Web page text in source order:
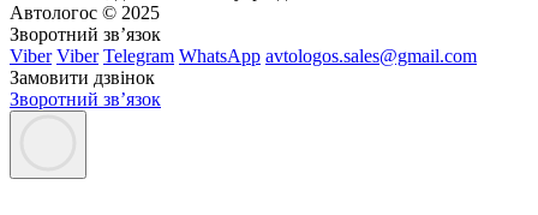
Автологос © 2025
Зворотний зв’язок
Viber Viber Telegram WhatsApp avtologos.sales@gmail.com
Замовити дзвінок
Зворотний зв’язок